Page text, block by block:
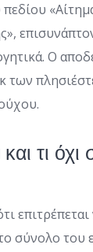
Ο
των
τι όχι
επιτρέπεται
σύνολο του